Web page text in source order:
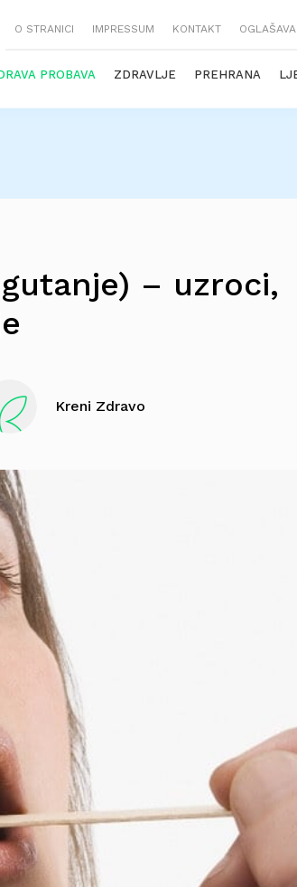
O STRANICI IMPRESSUM KONTAKT
PROBAVA ZDRAVLJE PREHRANA
– uzroci,
Kreni Zdravo